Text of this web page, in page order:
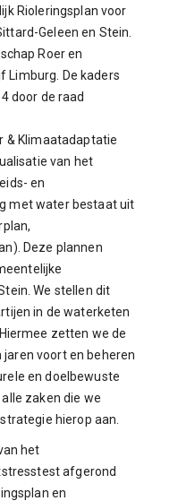
Rioleringsplan voor
Geleen en Stein.
Roer en
Limburg. De kaders
door de raad
& Klimaatadaptatie
van het
en
met water bestaat uit
Deze plannen
We stellen dit
in de waterketen
zetten we de
voort en beheren
en doelbewuste
zaken die we
hierop aan.
het
afgerond
en